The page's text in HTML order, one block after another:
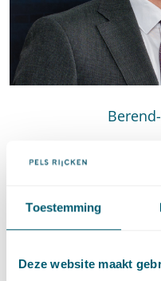
Toestemming
Deze website maakt
E: Stuur een
berend-